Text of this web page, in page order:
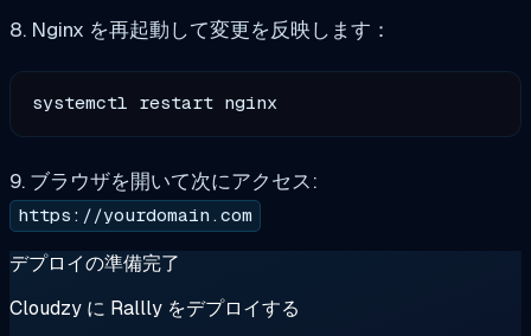
8. Nginx を再起動して変更を反映します：
9. ブラウザを開いて次にアクセス:
https://yourdomain.com
デプロイの準備完了
Cloudzy に Rallly をデプロイする